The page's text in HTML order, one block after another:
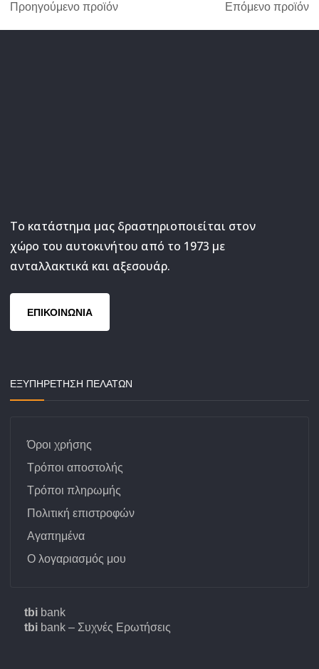
Προηγούμενο προϊόν Επόμενο προϊόν
Το κατάστημα μας δραστηριοποιείται στον
χώρο του αυτοκινήτου από το 1973 με
ανταλλακτικά και αξεσουάρ.
ΕΠΙΚΟΙΝΩΝΙΑ
ΕΞΥΠΗΡΕΤΗΣΗ ΠΕΛΑΤΩΝ
Όροι χρήσης
Τρόποι αποστολής
Τρόποι πληρωμής
Πολιτική επιστροφών
Αγαπημένα
Ο λογαριασμός μου
tbi bank
tbi bank – Συχνές Ερωτήσεις